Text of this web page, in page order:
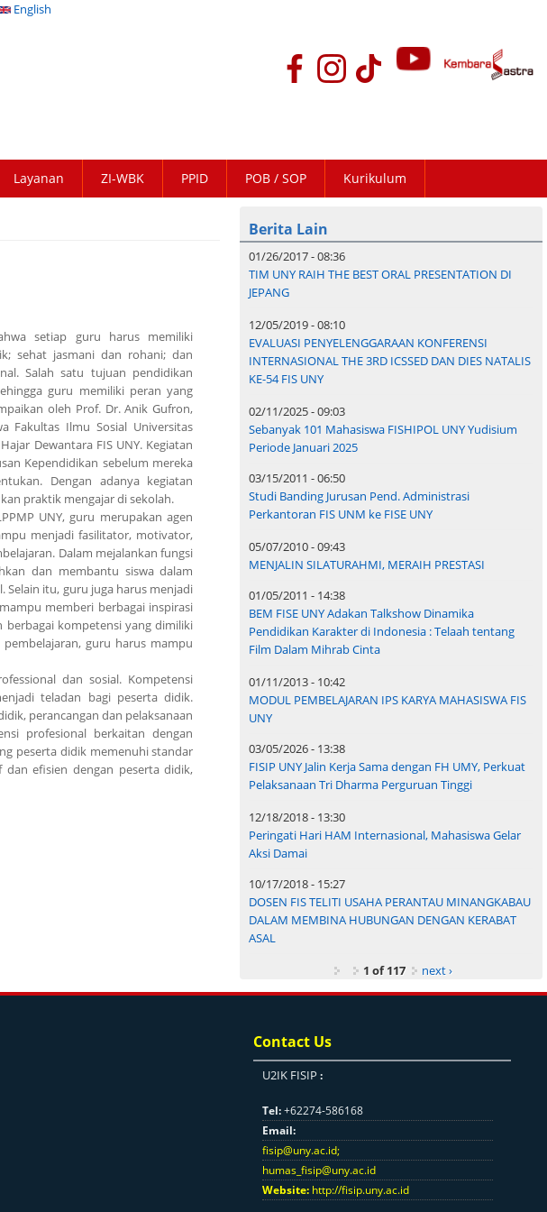
English
Layanan ZI-WBK PPID POB / SOP Kurikulum
setiap guru harus memiliki
sehat jasmani dan rohani; dan
Salah satu tujuan pendidikan
guru memiliki peran yang
oleh Prof. Dr. Anik Gufron,
Fakultas Ilmu Sosial Universitas
Dewantara FIS UNY. Kegiatan
Kependidikan sebelum mereka
Dengan adanya kegiatan
praktik mengajar di sekolah.
UNY, guru merupakan agen
menjadi fasilitator, motivator,
Dalam mejalankan fungsi
dan membantu siswa dalam
Selain itu, guru juga harus menjadi
memberi berbagai inspirasi
kompetensi yang dimiliki
guru harus mampu
dan sosial. Kompetensi
teladan bagi peserta didik.
perancangan dan pelaksanaan
profesional berkaitan dengan
peserta didik memenuhi standar
efisien dengan peserta didik,
Berita Lain
01/26/2017 - 08:36
TIM UNY RAIH THE BEST ORAL PRESENTATION DI
JEPANG
12/05/2019 - 08:10
EVALUASI PENYELENGGARAAN KONFERENSI
INTERNASIONAL THE 3RD ICSSED DAN DIES NATALIS
KE-54 FIS UNY
02/11/2025 - 09:03
Sebanyak 101 Mahasiswa FISHIPOL UNY Yudisium
Periode Januari 2025
03/15/2011 - 06:50
Studi Banding Jurusan Pend. Administrasi
Perkantoran FIS UNM ke FISE UNY
05/07/2010 - 09:43
MENJALIN SILATURAHMI, MERAIH PRESTASI
01/05/2011 - 14:38
BEM FISE UNY Adakan Talkshow Dinamika
Pendidikan Karakter di Indonesia : Telaah tentang
Film Dalam Mihrab Cinta
01/11/2013 - 10:42
MODUL PEMBELAJARAN IPS KARYA MAHASISWA FIS
UNY
03/05/2026 - 13:38
FISIP UNY Jalin Kerja Sama dengan FH UMY, Perkuat
Pelaksanaan Tri Dharma Perguruan Tinggi
12/18/2018 - 13:30
Peringati Hari HAM Internasional, Mahasiswa Gelar
Aksi Damai
10/17/2018 - 15:27
DOSEN FIS TELITI USAHA PERANTAU MINANGKABAU
DALAM MEMBINA HUBUNGAN DENGAN KERABAT
ASAL
1 of 117
next ›
Contact Us
U2IK FISIP :
Tel:+62274-586168
Email:
fisip@uny.ac.id;
humas_fisip@uny.ac.id
Website: http://fisip.uny.ac.id